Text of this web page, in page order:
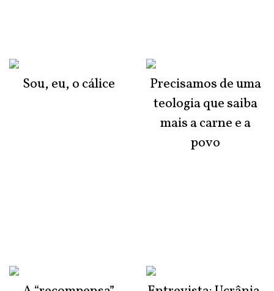
Sou, eu, o cálice
Precisamos de uma
teologia que saiba
mais a carne e a
povo